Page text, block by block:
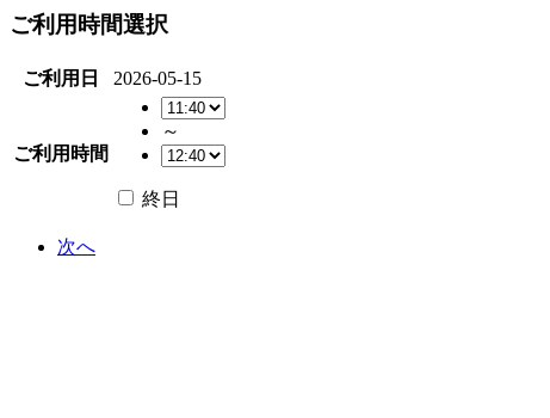
ご利用時間選択
ご利用日 2026-05-15
ご利用時間
～
終日
次へ